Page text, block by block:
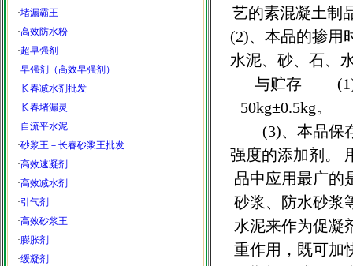
·堵漏霸王
·高效防水粉
·超早强剂
·早强剂（高效早强剂）
·长春减水剂批发
·长春堵漏灵
·自流平水泥
·砂浆王－长春砂浆王批发
·高效速凝剂
·高效减水剂
·引气剂
·高效砂浆王
·膨胀剂
·缓凝剂
艺的素混凝土
(2)、本品的掺
水泥、砂、石
与贮存 (1)、
50kg±0.5kg。
(3)、本品保
强度的添加剂。
品中应用最广的
砂浆、防水砂浆
水泥来作为促凝
重作用，既可加